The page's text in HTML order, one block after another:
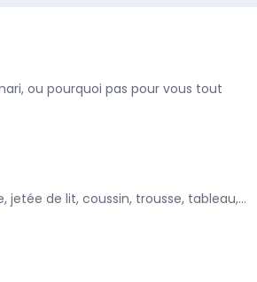
ou pourquoi pas pour vous tout
de lit, coussin, trousse, tableau,...